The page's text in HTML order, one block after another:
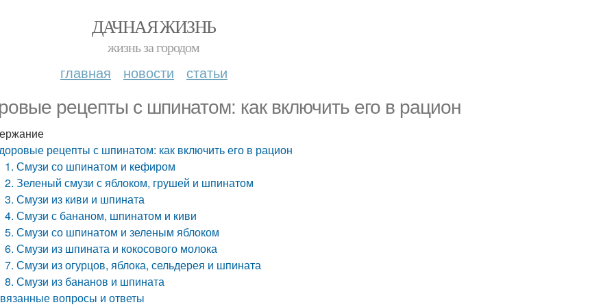
ДАЧНАЯ ЖИЗНЬ
жизнь за городом
главная новости статьи
рецепты с шпинатом: как включить его в рацион
рецепты с шпинатом: как включить его в рацион
1. Смузи со шпинатом и кефиром
2. Зеленый смузи с яблоком, грушей и шпинатом
3. Смузи из киви и шпината
4. Смузи с бананом, шпинатом и киви
5. Смузи со шпинатом и зеленым яблоком
6. Смузи из шпината и кокосового молока
7. Смузи из огурцов, яблока, сельдерея и шпината
8. Смузи из бананов и шпината
вопросы и ответы